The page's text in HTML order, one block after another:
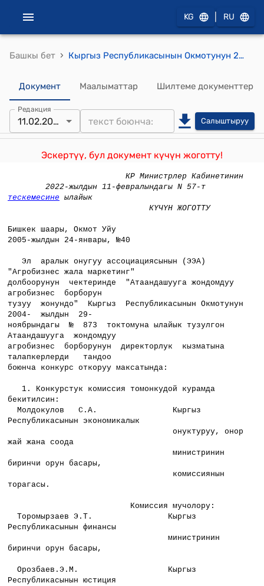
KG RU
Башкы бет › Кыргыз Республикасынын Окмотунун 2005-жылдын 24-январынын № 40 Буйругу
Документ Маалыматтар Шилтеме документтер
Редакция
11.02.2022 Салыштыруу
Эскертүү, бул документ күчүн жоготту!